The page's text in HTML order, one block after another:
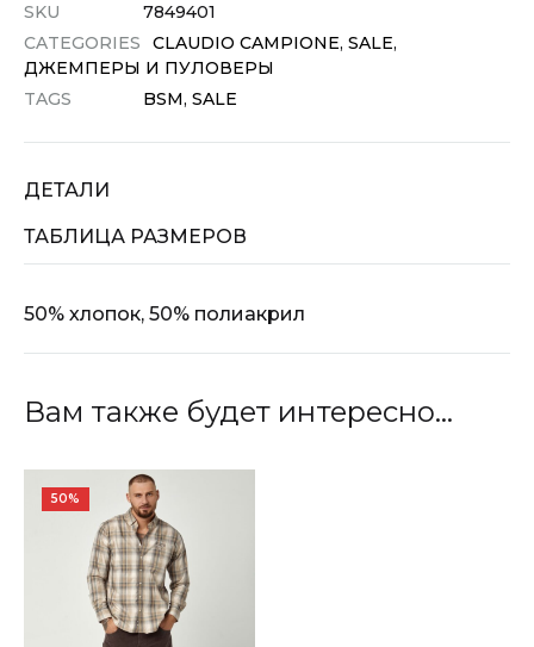
SKU
7849401
CATEGORIES
CLAUDIO CAMPIONE, SALE,
ДЖЕМПЕРЫ И ПУЛОВЕРЫ
TAGS
BSM, SALE
ДЕТАЛИ
ТАБЛИЦА РАЗМЕРОВ
50% хлопок, 50% полиакрил
Вам также будет интересно…
50%